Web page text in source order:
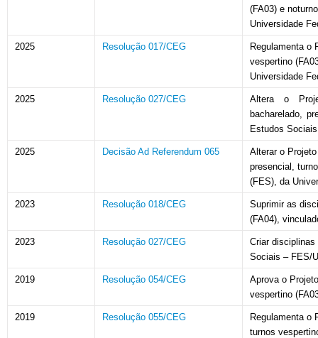
(FA03) e
Universidade
2025 Resolução 017/CEG
Regulamenta o
vespertino
Universidade
2025 Resolução 027/CEG
Altera o
bacharelado,
Estudos
2025 Decisão Ad Referendum 065
Alterar o
presencial,
(FES), da
2023 Resolução 018/CEG
Suprimir as
(FA04),
2023 Resolução 027/CEG
Criar
Sociais – FES/
2019 Resolução 054/CEG
Aprova o
vespertino
2019 Resolução 055/CEG
Regulamenta o
turnos